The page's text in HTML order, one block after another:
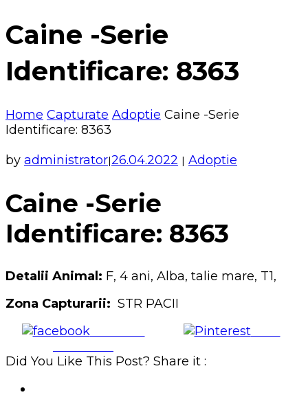
Caine -Serie
Identificare: 8363
Home Capturate Adoptie Caine -Serie
Identificare: 8363
by administrator|26.04.2022 | Adoptie
Caine -Serie
Identificare: 8363
Detalii Animal: F, 4 ani, Alba, talie mare, T1,
Zona Capturarii: STR PACII
Share on
Save
Did You Like This Post? Share it :